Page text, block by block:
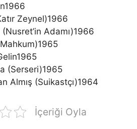
Zeynel)1966
Adamı)1966
(Serseri)1965
Almış (Suikastçı)1964
İçeriği Oyla